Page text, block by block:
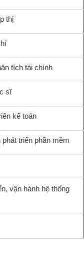
thị
tích tài chính
sĩ
kế toán
triển phần mềm
vận hành hệ thống